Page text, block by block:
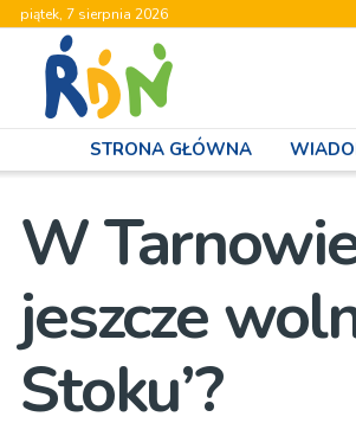
piątek, 7 sierpnia 2026
STRONA GŁÓWNA
W
jeszcze
Stoku’?